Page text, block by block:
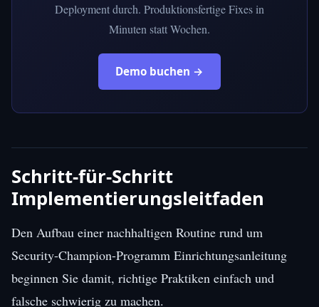
Deployment durch. Produktionsfertige Fixes in
Minuten statt Wochen.
Demo buchen →
Schritt-für-Schritt
Implementierungsleitfaden
Den Aufbau einer nachhaltigen Routine rund um
Security-Champion-Programm Einrichtungsanleitung
beginnen Sie damit, richtige Praktiken einfach und
falsche schwierig zu machen.